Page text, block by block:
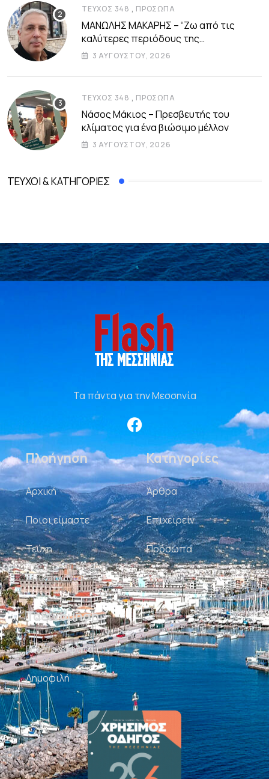
ΤΕΎΧΟΣ 348 , ΠΡΌΣΩΠΑ
ΜΑΝΩΛΗΣ ΜΑΚΑΡΗΣ – “Ζω από τις
καλύτερες περιόδους της
αυτοδιοικητικής μου ζωής”
3 ΑΥΓΟΎΣΤΟΥ, 2026
ΤΕΎΧΟΣ 348 , ΠΡΌΣΩΠΑ
Νάσος Μάκιος – Πρεσβευτής του
κλίματος για ένα βιώσιμο μέλλον
3 ΑΥΓΟΎΣΤΟΥ, 2026
ΤΕΎΧΟΙ & ΚΑΤΗΓΟΡΊΕΣ
Τα πάντα για την Μεσσηνία
Πλοήγηση
Αρχική
Ποιοι είμαστε
Τεύχη
Επικοινωνία
Κατηγορίες
Άρθρα
Επιχειρείν
Πρόσωπα
Σκίτσα
Ταξινόμηση
Πιο πρόσφατα
Δημοφιλή